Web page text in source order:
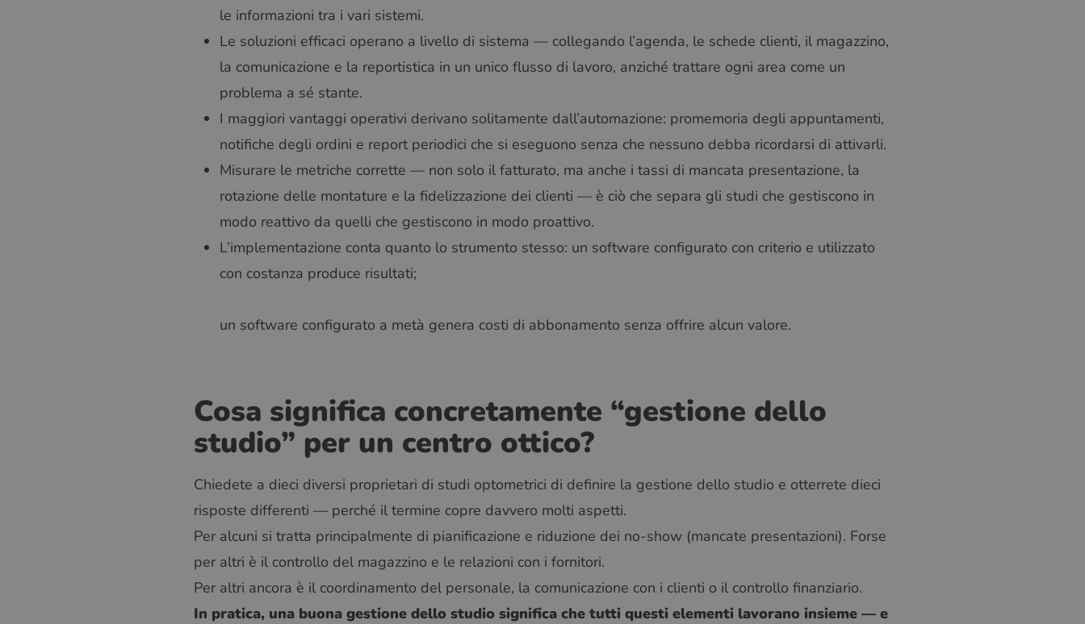
le informazioni tra i vari sistemi.
Le soluzioni efficaci operano a livello di sistema — collegando l’agenda, le schede clienti, il magazzino,
la comunicazione e la reportistica in un unico flusso di lavoro, anziché trattare ogni area come un
problema a sé stante.
I maggiori vantaggi operativi derivano solitamente dall’automazione: promemoria degli appuntamenti,
notifiche degli ordini e report periodici che si eseguono senza che nessuno debba ricordarsi di attivarli.
Misurare le metriche corrette — non solo il fatturato, ma anche i tassi di mancata presentazione, la
rotazione delle montature e la fidelizzazione dei clienti — è ciò che separa gli studi che gestiscono in
modo reattivo da quelli che gestiscono in modo proattivo.
L’implementazione conta quanto lo strumento stesso: un software configurato con criterio e utilizzato
con costanza produce risultati;
un software configurato a metà genera costi di abbonamento senza offrire alcun valore.
Cosa significa concretamente “gestione dello
studio” per un centro ottico?
Chiedete a dieci diversi proprietari di studi optometrici di definire la gestione dello studio e otterrete dieci
risposte differenti — perché il termine copre davvero molti aspetti.
Per alcuni si tratta principalmente di pianificazione e riduzione dei no-show (mancate presentazioni). Forse
per altri è il controllo del magazzino e le relazioni con i fornitori.
Per altri ancora è il coordinamento del personale, la comunicazione con i clienti o il controllo finanziario.
In pratica, una buona gestione dello studio significa che tutti questi elementi lavorano insieme — e